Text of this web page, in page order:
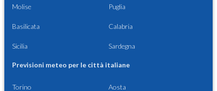
Molise Puglia
Basilicata Calabria
Sicilia Sardegna
Previsioni meteo per le città italiane
Torino Aosta